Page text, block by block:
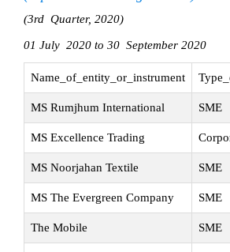
(3rd Quarter, 2020)
01 July 2020 to 30 September 2020
Name_of_entity_or_instrument
MS Rumjhum International SME
MS Excellence Trading
MS Noorjahan Textile SME
MS The Evergreen Company SME
The Mobile SME